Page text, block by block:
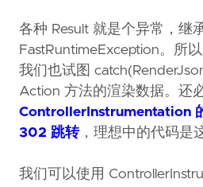
各种 Result 就是个异常，继
FastRuntimeException。所
我们也试图
Action 方法的渲染数据。还
ControllerInstrumentation
302 跳转，理想中的代码是
我们可以使用